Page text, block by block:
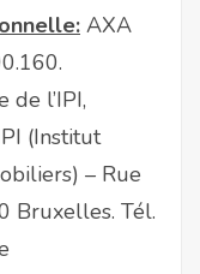
AXA
l’IPI,
(Institut
– Rue
Bruxelles. Tél.